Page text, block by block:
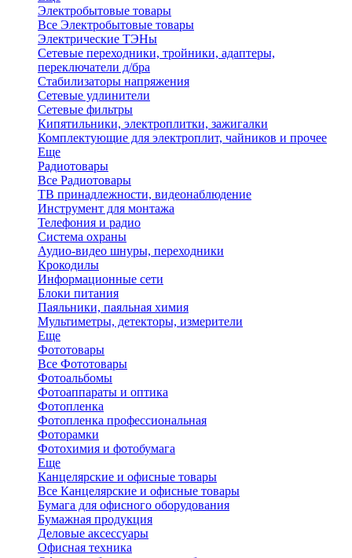
Электробытовые товары
Все Электробытовые товары
Электрические ТЭНы
Сетевые переходники, тройники, адаптеры,
переключатели д/бра
Стабилизаторы напряжения
Сетевые удлинители
Сетевые фильтры
Кипятильники, электроплитки, зажигалки
Комплектующие для электроплит, чайников и прочее
Еще
Радиотовары
Все Радиотовары
ТВ принадлежности, видеонаблюдение
Инструмент для монтажа
Телефония и радио
Система охраны
Аудио-видео шнуры, переходники
Крокодилы
Информационные сети
Блоки питания
Паяльники, паяльная химия
Мультиметры, детекторы, измерители
Еще
Фототовары
Все Фототовары
Фотоальбомы
Фотоаппараты и оптика
Фотопленка
Фотопленка профессиональная
Фоторамки
Фотохимия и фотобумага
Еще
Канцелярские и офисные товары
Все Канцелярские и офисные товары
Бумага для офисного оборудования
Бумажная продукция
Деловые аксессуары
Офисная техника